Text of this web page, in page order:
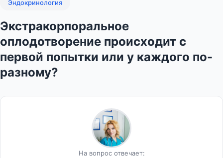
Эндокринология
Экстракорпоральное
оплодотворение происходит с
первой попытки или у каждого по-
разному?
На вопрос отвечает: